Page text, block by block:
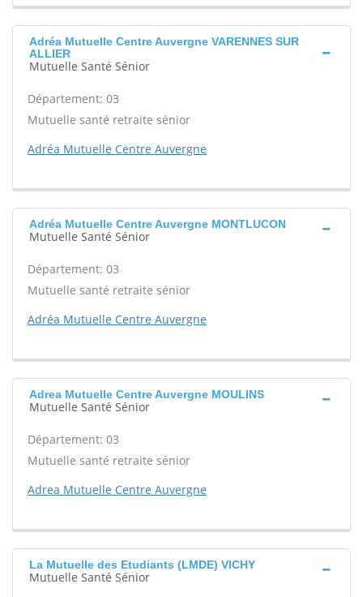
Adréa Mutuelle Centre Auvergne VARENNES SUR
ALLIER
Mutuelle Santé Sénior
Département: 03
Mutuelle santé retraite sénior
Adréa Mutuelle Centre Auvergne
Adréa Mutuelle Centre Auvergne MONTLUCON
Mutuelle Santé Sénior
Département: 03
Mutuelle santé retraite sénior
Adréa Mutuelle Centre Auvergne
Adrea Mutuelle Centre Auvergne MOULINS
Mutuelle Santé Sénior
Département: 03
Mutuelle santé retraite sénior
Adrea Mutuelle Centre Auvergne
La Mutuelle des Etudiants (LMDE) VICHY
Mutuelle Santé Sénior